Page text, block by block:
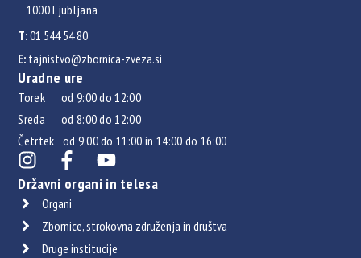
1000 Ljubljana
T:01 544 54 80
E: tajnistvo@zbornica-zveza.si
Uradne ure
Torek od 9:00 do 12:00
Sreda od 8:00 do 12:00
Četrtek od 9:00 do 11:00 in 14:00 do 16:00
Državni organi in telesa
Organi
Zbornice, strokovna združenja in društva
Druge institucije